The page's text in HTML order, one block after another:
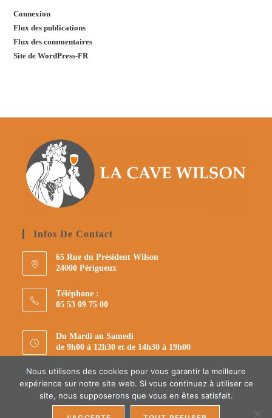
Connexion
Flux des publications
Flux des commentaires
Site de WordPress-FR
Infos De Contact
65 Rue du Président Wilson
24000 Périgueux
Téléphone :
05 53 09 75 00
Du Mardi au Samedi
de 9h00 à 12h30 et de 14h30 à 19h00
E-mail :
cavewilson.perigueux@gmail.comS’ouvre
dans
votre
application
Nous utilisons des cookies pour vous garantir la meilleure
expérience sur notre site web. Si vous continuez à utiliser ce
site, nous supposerons que vous en êtes satisfait.